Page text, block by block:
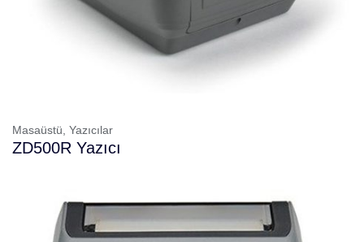
Masaüstü, Yazıcılar
ZD500R Yazıcı